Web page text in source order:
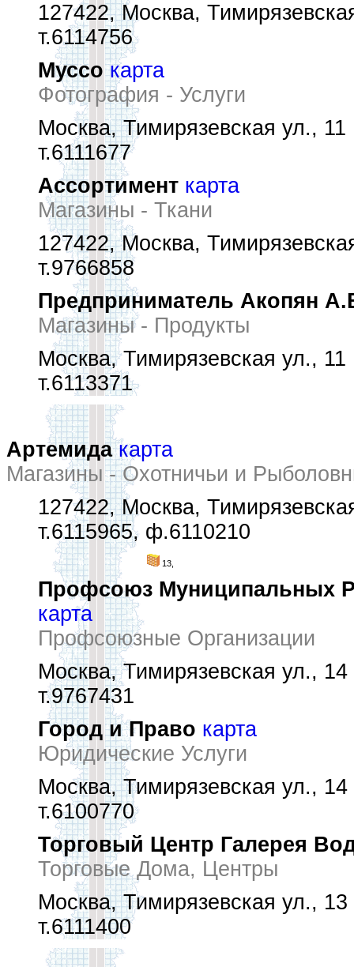
127422, Москва,
т.6114756
Муссо карта
Фотография - Услуги
Москва, Тимирязевская ул., 11
т.6111677
Ассортимент карта
Магазины - Ткани
127422, Москва,
т.9766858
Предприниматель Акопян
Магазины - Продукты
Москва, Тимирязевская ул., 11
т.6113371
Артемида карта
Магазины - Охотничьи и
127422, Москва,
т.6115965, ф.6110210
13,
Профсоюз Муниципальных
карта
Профсоюзные Организации
Москва, Тимирязевская ул., 14
т.9767431
Город и Право карта
Юридические Услуги
Москва, Тимирязевская ул., 14
т.6100770
Торговый Центр Галерея
Торговые Дома, Центры
Москва, Тимирязевская ул., 13
т.6111400